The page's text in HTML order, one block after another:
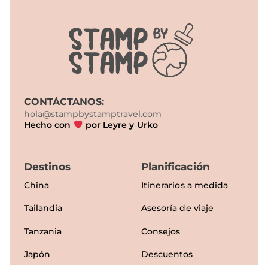
CONTÁCTANOS:
hola@stampbystamptravel.com
Hecho con
por Leyre y Urko
Destinos
China
Tailandia
Tanzania
Japón
Planificación
Itinerarios a medida
Asesoría de viaje
Consejos
Descuentos